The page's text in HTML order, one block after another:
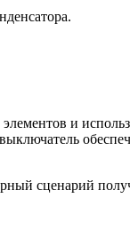
и
сценарий